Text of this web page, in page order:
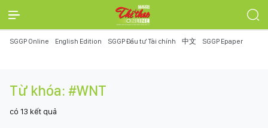
SGGP Online English Edition SGGP Đầu tư Tài chính 中文 SGGP Epaper
Từ khóa: #WNT
có 13 kết quả